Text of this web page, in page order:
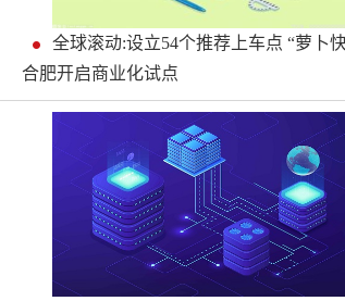
全球滚动:设立54个推荐上车点 “萝卜
合肥开启商业化试点